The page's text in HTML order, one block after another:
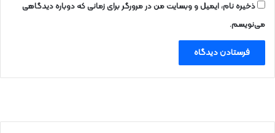
ذخیره نام، ایمیل و وبسایت من در مرورگر برای زمانی که دوباره دیدگاهی
می‌نویسم.